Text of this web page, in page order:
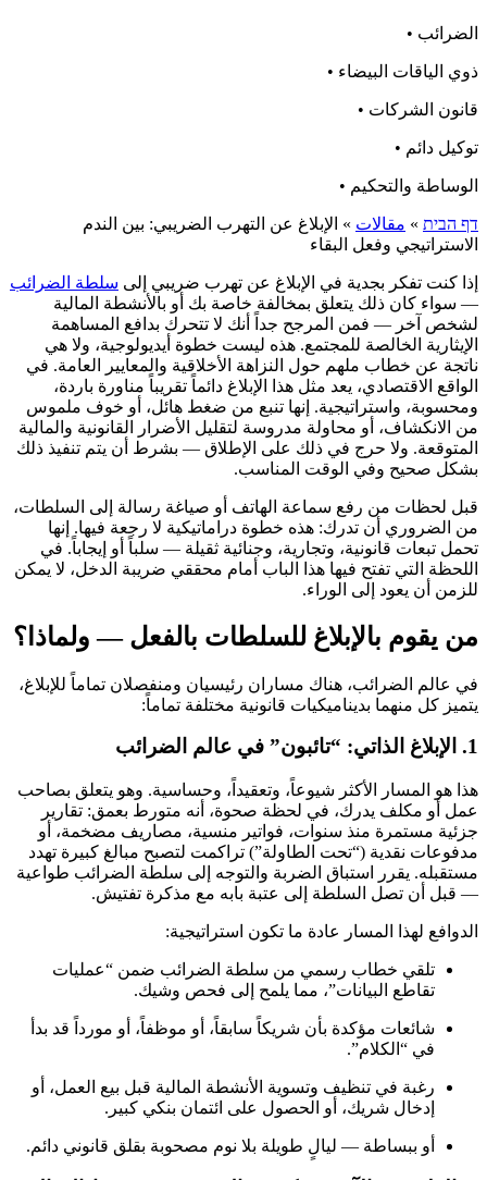
الضرائب •
ذوي الياقات البيضاء •
قانون الشركات •
توكيل دائم •
الوساطة والتحكيم •
דף הבית » مقالات » الإبلاغ عن التهرب الضريبي: بين الندم
الاستراتيجي وفعل البقاء
إذا كنت تفكر بجدية في الإبلاغ عن تهرب ضريبي إلى سلطة الضرائب
— سواء كان ذلك يتعلق بمخالفة خاصة بك أو بالأنشطة المالية
لشخص آخر — فمن المرجح جداً أنك لا تتحرك بدافع المساهمة
الإيثارية الخالصة للمجتمع. هذه ليست خطوة أيديولوجية، ولا هي
ناتجة عن خطاب ملهم حول النزاهة الأخلاقية والمعايير العامة. في
الواقع الاقتصادي، يعد مثل هذا الإبلاغ دائماً تقريباً مناورة باردة،
ومحسوبة، واستراتيجية. إنها تنبع من ضغط هائل، أو خوف ملموس
من الانكشاف، أو محاولة مدروسة لتقليل الأضرار القانونية والمالية
المتوقعة. ولا حرج في ذلك على الإطلاق — بشرط أن يتم تنفيذ ذلك
بشكل صحيح وفي الوقت المناسب.
قبل لحظات من رفع سماعة الهاتف أو صياغة رسالة إلى السلطات،
من الضروري أن تدرك: هذه خطوة دراماتيكية لا رجعة فيها. إنها
تحمل تبعات قانونية، وتجارية، وجنائية ثقيلة — سلباً أو إيجاباً. في
اللحظة التي تفتح فيها هذا الباب أمام محققي ضريبة الدخل، لا يمكن
للزمن أن يعود إلى الوراء.
من يقوم بالإبلاغ للسلطات بالفعل — ولماذا؟
في عالم الضرائب، هناك مساران رئيسيان ومنفصلان تماماً للإبلاغ،
يتميز كل منهما بديناميكيات قانونية مختلفة تماماً:
1. الإبلاغ الذاتي: “تائبون” في عالم الضرائب
هذا هو المسار الأكثر شيوعاً، وتعقيداً، وحساسية. وهو يتعلق بصاحب
عمل أو مكلف يدرك، في لحظة صحوة، أنه متورط بعمق: تقارير
جزئية مستمرة منذ سنوات، فواتير منسية، مصاريف مضخمة، أو
مدفوعات نقدية (“تحت الطاولة”) تراكمت لتصبح مبالغ كبيرة تهدد
مستقبله. يقرر استباق الضربة والتوجه إلى سلطة الضرائب طواعية
— قبل أن تصل السلطة إلى عتبة بابه مع مذكرة تفتيش.
الدوافع لهذا المسار عادة ما تكون استراتيجية:
تلقي خطاب رسمي من سلطة الضرائب ضمن “عمليات
تقاطع البيانات”، مما يلمح إلى فحص وشيك.
شائعات مؤكدة بأن شريكاً سابقاً، أو موظفاً، أو مورداً قد بدأ
في “الكلام”.
رغبة في تنظيف وتسوية الأنشطة المالية قبل بيع العمل، أو
إدخال شريك، أو الحصول على ائتمان بنكي كبير.
أو ببساطة — ليالٍ طويلة بلا نوم مصحوبة بقلق قانوني دائم.